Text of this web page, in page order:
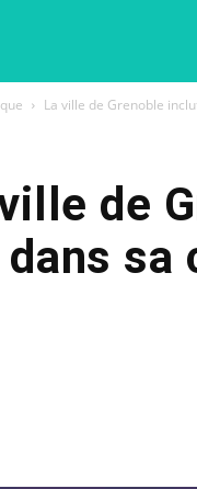
La ville de Grenoble
de
dans sa